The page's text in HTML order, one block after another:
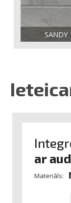
SANDY
ar
Materiāls: